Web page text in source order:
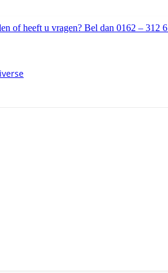
of heeft u vragen? Bel dan 0162 – 312